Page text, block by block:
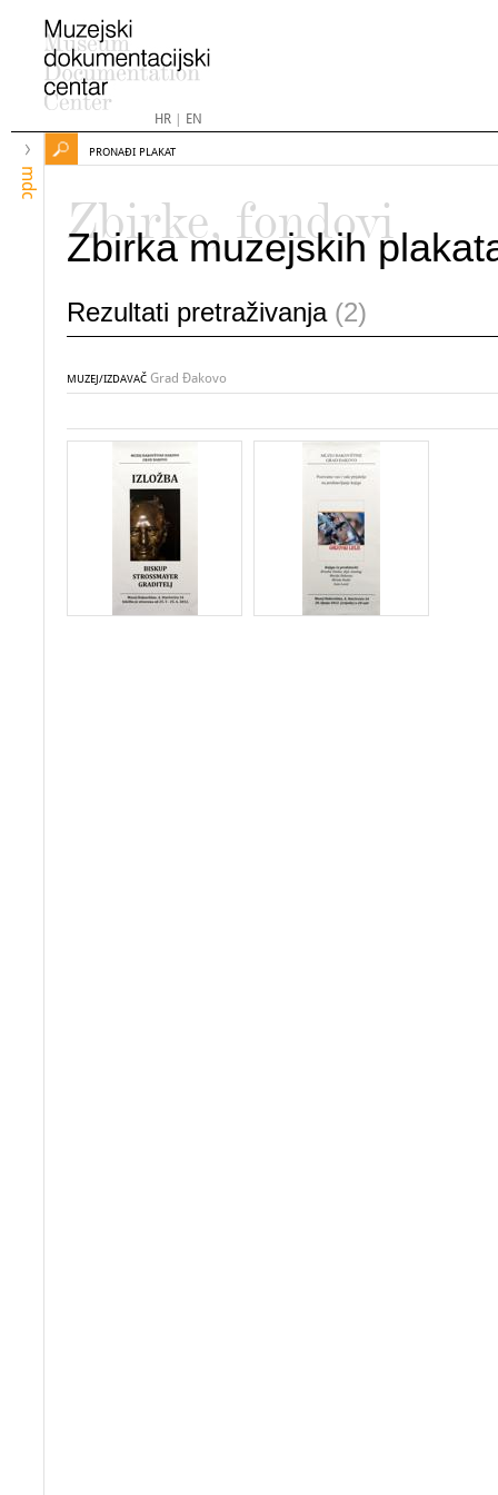
HR| EN
mdc
PRONAĐI PLAKAT
Zbirke, fondovi
Zbirka muzejskih
Rezultati pretraživanja (2)
MUZEJ/IZDAVAČ Grad Đakovo